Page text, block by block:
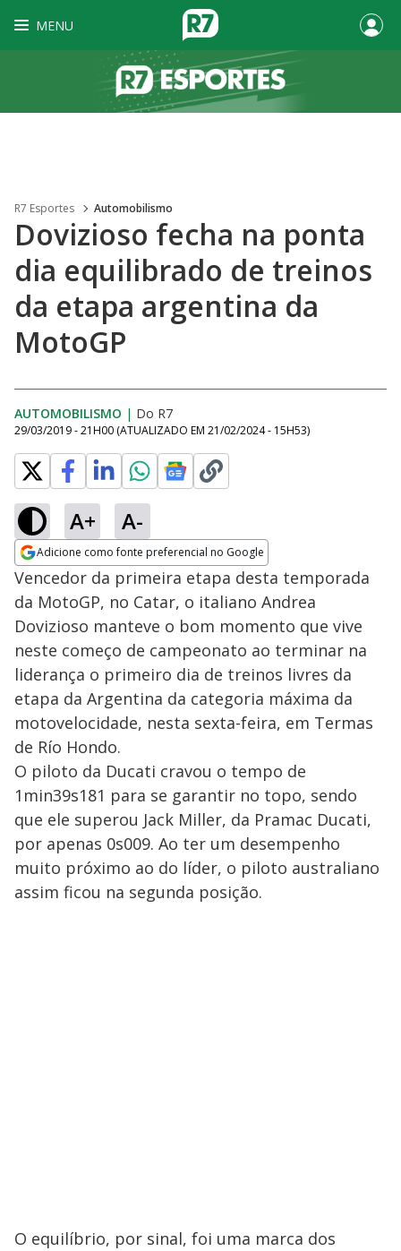
MENU
R7 Esportes Automobilismo
Dovizioso fecha na ponta
dia equilibrado de treinos
da etapa argentina da
MotoGP
AUTOMOBILISMO | Do R7
29/03/2019 - 21H00 (ATUALIZADO EM 21/02/2024 - 15H53)
A+ A-
Adicione como fonte preferencial no Google
Opens in new window
Vencedor da primeira etapa desta temporada
da MotoGP, no Catar, o italiano Andrea
Dovizioso manteve o bom momento que vive
neste começo de campeonato ao terminar na
liderança o primeiro dia de treinos livres da
etapa da Argentina da categoria máxima da
motovelocidade, nesta sexta-feira, em Termas
de Río Hondo.
O piloto da Ducati cravou o tempo de
1min39s181 para se garantir no topo, sendo
que ele superou Jack Miller, da Pramac Ducati,
por apenas 0s009. Ao ter um desempenho
muito próximo ao do líder, o piloto australiano
assim ficou na segunda posição.
O equilíbrio, por sinal, foi uma marca dos